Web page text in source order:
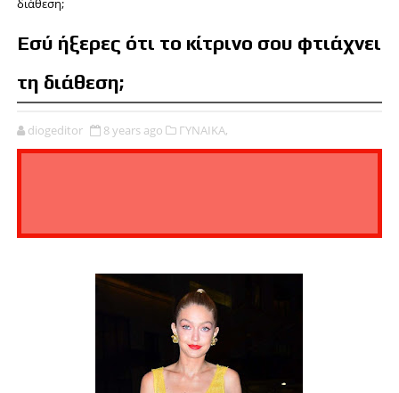
διάθεση;
Εσύ ήξερες ότι το κίτρινο σου φτιάχνει
τη διάθεση;
diogeditor 8 years ago ΓΥΝΑΙΚΑ,